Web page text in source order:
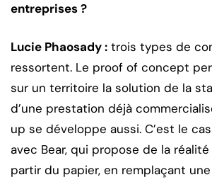
entreprises ?
Lucie Phaosady : trois types de
ressortent. Le proof of concept
sur un territoire la solution de la
d’une prestation déjà
up se développe aussi. C’est le
avec Bear, qui propose de la
partir du papier, en remplaçant